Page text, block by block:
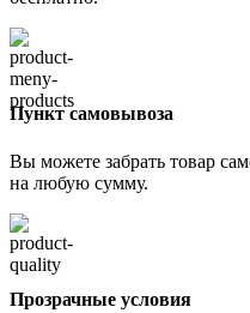
Пункт самовывоза
Вы можете забрать товар
на любую сумму.
Прозрачные условия